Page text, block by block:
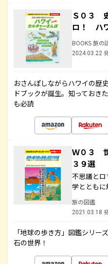
Ｓ０３
ロ！ ハ
BOOKS 旅の
2024.03.22
おさんぽしながらハワイの歴
ドブックが誕生。知っておき
も必読
Ｗ０３
３９選
不思議と
学とともに
旅の図鑑
2021.03.18
「地球の歩き方」図鑑シリー
石の世界！